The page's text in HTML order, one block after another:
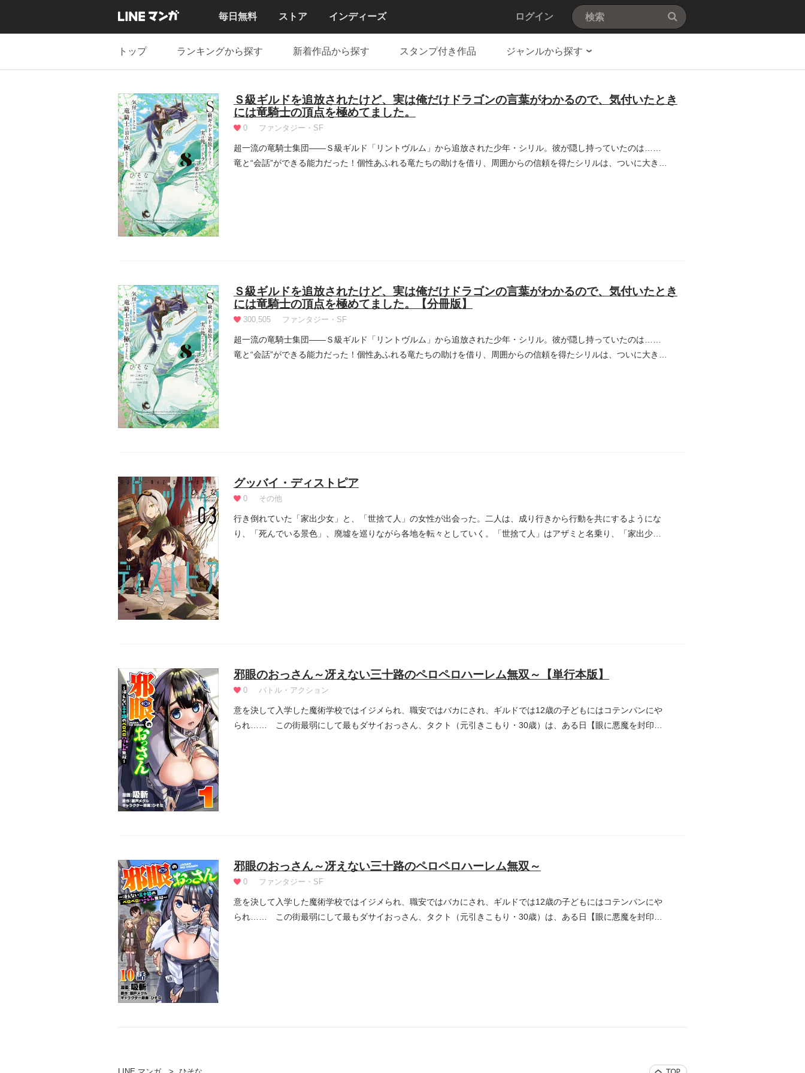
毎日無料 ストア インディーズ ログイン
トップ ランキングから探す 新着作品から探す スタンプ付き作品 ジャンルから探す
Ｓ級ギルドを追放されたけど、実は俺だけドラゴンの言葉がわかるので、気付いたとき
には竜騎士の頂点を極めてました。
0 ファンタジー・SF
超一流の竜騎士集団――Ｓ級ギルド「リントヴルム」から追放された少年・シリル。彼が隠し持っていたのは……
竜と“会話”ができる能力だった！個性あふれる竜たちの助けを借り、周囲からの信頼を得たシリルは、ついに大きな
Ｓ級ギルドを追放されたけど、実は俺だけドラゴンの言葉がわかるので、気付いたとき
には竜騎士の頂点を極めてました。【分冊版】
300,505 ファンタジー・SF
超一流の竜騎士集団――Ｓ級ギルド「リントヴルム」から追放された少年・シリル。彼が隠し持っていたのは……
竜と“会話”ができる能力だった！個性あふれる竜たちの助けを借り、周囲からの信頼を得たシリルは、ついに大きな
グッバイ・ディストピア
0 その他
行き倒れていた「家出少女」と、「世捨て人」の女性が出会った。二人は、成り行きから行動を共にするようにな
り、「死んでいる景色」、廃墟を巡りながら各地を転々としていく。「世捨て人」はアザミと名乗り、「家出少
邪眼のおっさん～冴えない三十路のペロペロハーレム無双～【単行本版】
0 バトル・アクション
意を決して入学した魔術学校ではイジメられ、職安ではバカにされ、ギルドでは12歳の子どもにはコテンパンにや
られ…… この街最弱にして最もダサイおっさん、タクト（元引きこもり・30歳）は、ある日【眼に悪魔を封印す
邪眼のおっさん～冴えない三十路のペロペロハーレム無双～
0 ファンタジー・SF
意を決して入学した魔術学校ではイジメられ、職安ではバカにされ、ギルドでは12歳の子どもにはコテンパンにや
られ…… この街最弱にして最もダサイおっさん、タクト（元引きこもり・30歳）は、ある日【眼に悪魔を封印す